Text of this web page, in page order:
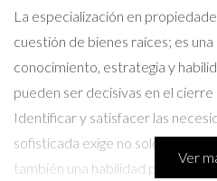
La especialización en
cuestión de bienes raíces; es
conocimiento, estrategia y
pueden ser decisivas en el
Identificar y satisfacer las
sofisticada exige no solo
también una habilidad para
Ver